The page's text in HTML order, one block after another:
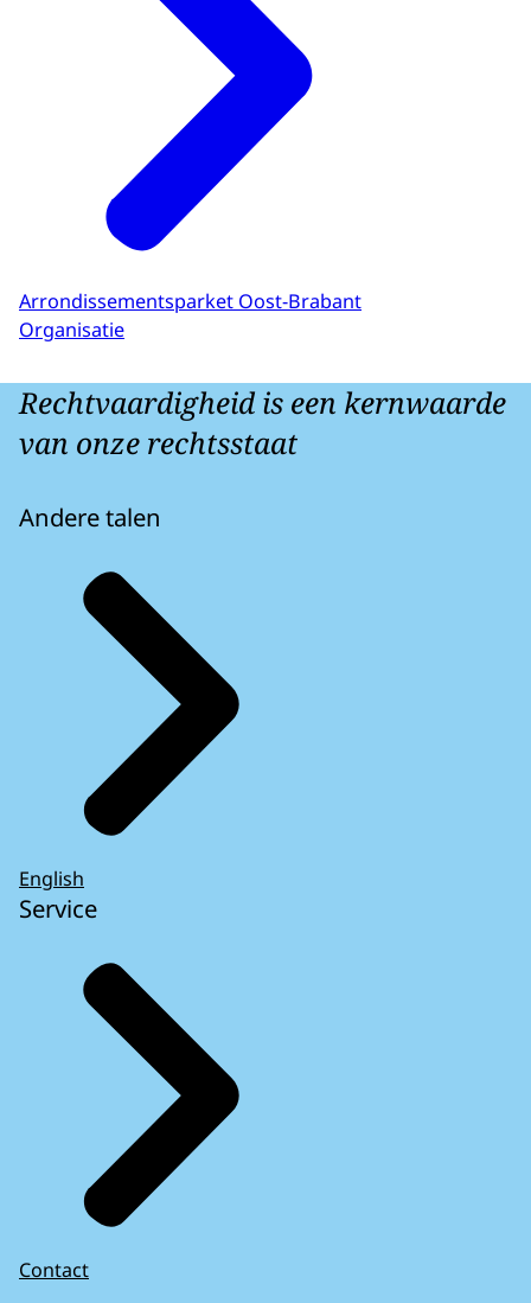
Arrondissementsparket Oost-Brabant
Organisatie
Rechtvaardigheid is een kernwaarde
van onze rechtsstaat
Andere talen
English
Service
Contact